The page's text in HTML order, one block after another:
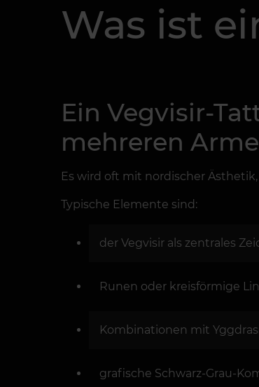
Was ist
Ein Vegvisir-
mehreren
Es wird oft mit nordischer
Typische Elemente sind:
der Vegvisir als zentrales
Runen oder kreisförmige
Kombinationen mit
grafische Schwarz-Grau-